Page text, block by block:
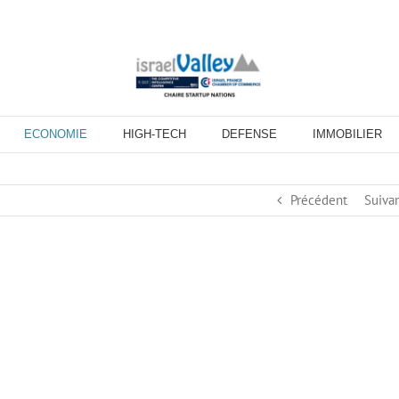
ECONOMIE HIGH-TECH DEFENSE IMMOBILIER
Précédent